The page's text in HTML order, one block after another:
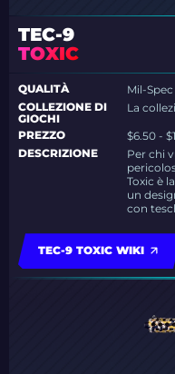
TEC-9
TOXIC
QUALITÀ
Mil-
COLLEZIONE DI
GIOCHI
La
PREZZO
$6.50 -
DESCRIZIONE
Per chi
Toxic è
un
con
TEC-9 TOXIC WIKI